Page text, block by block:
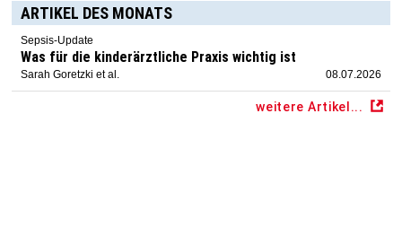
ARTIKEL DES MONATS
Sepsis-Update
Was für die kinderärztliche Praxis wichtig ist
Sarah Goretzki et al. 08.07.2026
weitere Artikel...